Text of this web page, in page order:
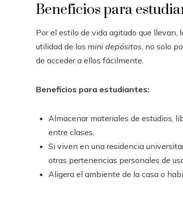
Beneficios para
Por el estilo de vida agitado que
utilidad de los mini depósitos , no solo
de acceder a ellos fácilmente.
Beneficios para estudiantes:
Almacenar materiales de estudios,
entre clases.
Si viven en una residencia
otras pertenencias personales de
Aligera el ambiente de la casa o